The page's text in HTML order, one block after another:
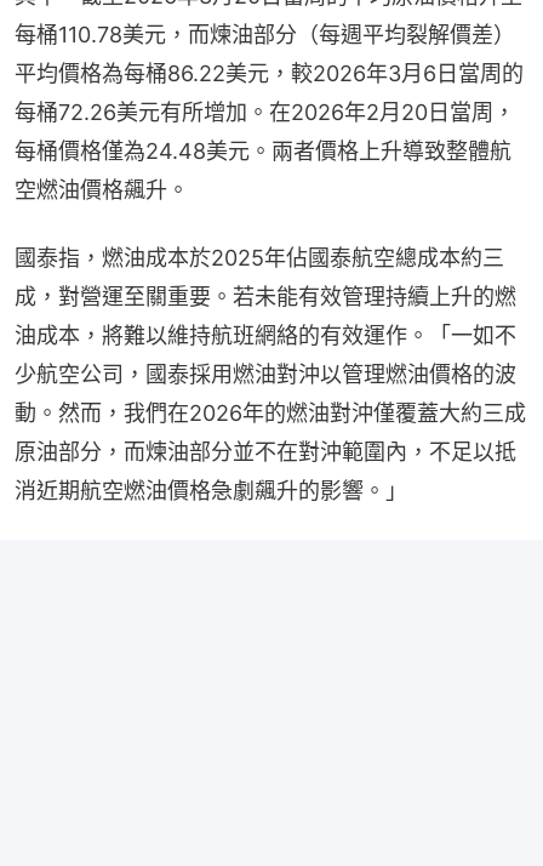
每桶110.78美元，而煉油部分（每週平均裂解價差）
平均價格為每桶86.22美元，較2026年3月6日當周的
每桶72.26美元有所增加。在2026年2月20日當周，
每桶價格僅為24.48美元。兩者價格上升導致整體航
空燃油價格飆升。
國泰指，燃油成本於2025年佔國泰航空總成本約三
成，對營運至關重要。若未能有效管理持續上升的燃
油成本，將難以維持航班網絡的有效運作。「一如不
少航空公司，國泰採用燃油對沖以管理燃油價格的波
動。然而，我們在2026年的燃油對沖僅覆蓋大約三成
原油部分，而煉油部分並不在對沖範圍內，不足以抵
消近期航空燃油價格急劇飆升的影響。」